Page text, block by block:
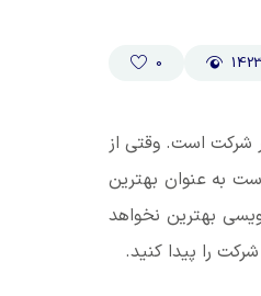
0
شرکت است. وقتی از
به عنوان بهترین
بهترین نخواهد
را پیدا کنید.